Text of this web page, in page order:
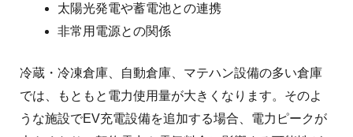
太陽光発電や蓄電池との連携
非常用電源との関係
冷蔵・冷凍倉庫、自動倉庫、マテハン設備の多い倉庫
では、もともと電力使用量が大きくなります。そのよ
うな施設でEV充電設備を追加する場合、電力ピークが